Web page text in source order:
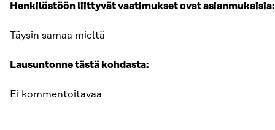
Henkilöstöön liittyvät vaatimukset ovat asianmukaisia:
Täysin samaa mieltä
Lausuntonne tästä kohdasta:
Ei kommentoitavaa